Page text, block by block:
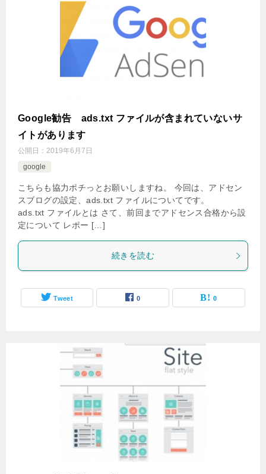
Google勧告 ads.txt ファイルが含まれていないサ
イトがあります
公開日： 2019年6月7日
google
こちらも協力ポチっとお願いしますね。 今回は、アドセン
スブログの設定、ads.txt ファイルについてです。
ads.txt ファイルとは さて、前回までアドセンス合格から設
定について レポー […]
続きを読む
Tweet 0 0